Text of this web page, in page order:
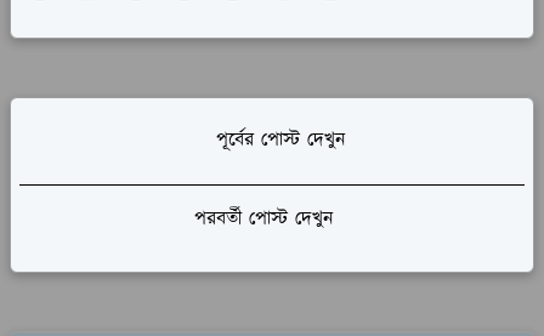
পূর্বের পোস্ট দেখুন
পরবর্তী পোস্ট দেখুন